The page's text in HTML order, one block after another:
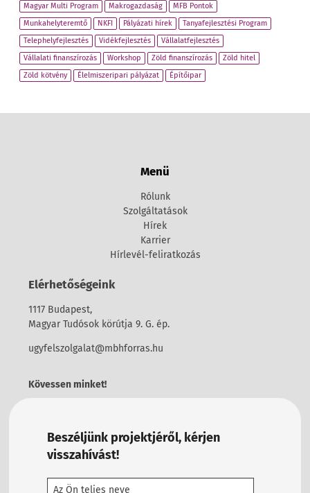
Magyar Multi Program
Makrogazdaság
MFB Pontok
Munkahelyteremtő
NKFI Pályázati hírek
Tanyafejlesztési Program
Telephelyfejlesztés
Vidékfejlesztés
Vállalatfejlesztés
Vállalati finanszírozás
Workshop Zöld finanszírozás
Zöld hitel
Zöld kötvény
Élelmiszeripari pályázat Építőipar
Menü
Rólunk
Szolgáltatások
Hírek
Karrier
Hírlevél-feliratkozás
Elérhetőségeink
1117 Budapest,
Magyar Tudósok körútja 9. G. ép.
ugyfelszolgalat@mbhforras.hu
Kövessen minket!
Beszéljünk projektjéről, kérjen
visszahívást!